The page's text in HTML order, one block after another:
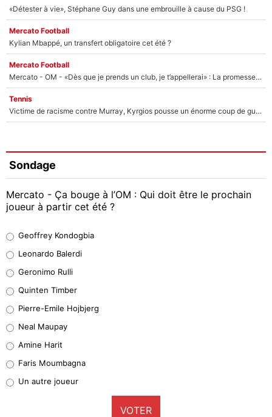
«Détester à vie», Stéphane Guy dans une embrouille à cause du PSG !
Mercato Football
Kylian Mbappé, un transfert obligatoire cet été ?
Mercato Football
Mercato - OM - «Dès que je prends un club, je t’appellerai» : La promesse de Marcelino au moment de claquer la porte
Tennis
Victime de racisme contre Murray, Kyrgios pousse un énorme coup de gueule !
Sondage
Mercato - Ça bouge à l’OM : Qui doit être le prochain
joueur à partir cet été ?
38%
32%
5%
1%
9%
Geoffrey Kondogbia
Leonardo Balerdi
Geronimo Rulli
Quinten Timber
Pierre-Emile Hojbjerg
Neal Maupay
Amine Harit
Faris Moumbagna
Un autre joueur
VOTER